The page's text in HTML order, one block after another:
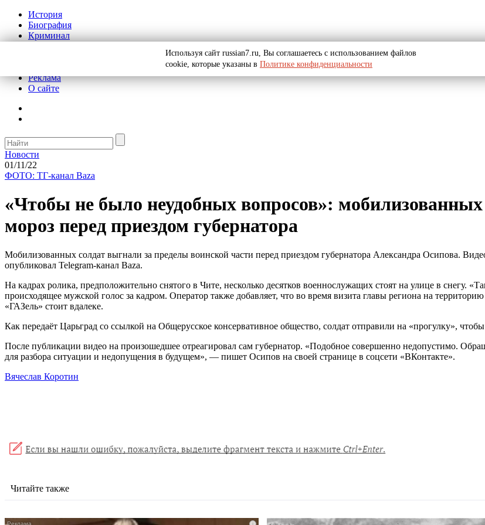
История
Биография
Криминал
Реклама
О сайте
Новости
01/11/22
ФОТО: ТГ-канал Baza
«Чтобы не было неудобных вопросов»:
мороз перед приездом губернатора
Мобилизованных солдат выгнали за пределы воинской части перед приездом губернатора Александра Осипова.
опубликовал Telegram-канал Baza.
На кадрах ролика, предположительно снятого в Чите, несколько десятков военнослужащих стоят на улице в снегу.
происходящее мужской голос за кадром. Оператор также добавляет, что во время визита главы региона на
«ГАЗель» стоит вдалеке.
Как передаёт Царьград со ссылкой на Общерусское консервативное общество, солдат отправили на «прогулку»,
После публикации видео на произошедшее отреагировал сам губернатор. «Подобное совершенно недопустимо.
для разбора ситуации и недопущения в будущем», — пишет Осипов на своей странице в соцсети «ВКонтакте».
Вячеслав Коротин
Читайте также
i
Используя сайт russian7.ru, Вы соглашаетесь с использованием файлов
cookie, которые указаны в Политике конфиденциальности